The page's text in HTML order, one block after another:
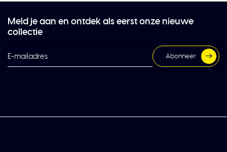
Meld je aan en ontdek als eerst onze nieuwe
collectie
Abonneer